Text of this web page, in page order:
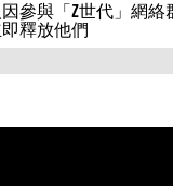
參與「Z世代」網絡
釋放他們